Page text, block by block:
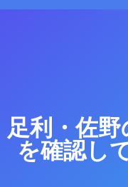
足利・佐
を確認し